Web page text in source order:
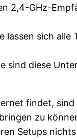
2,4-GHz-
lassen sich alle
sind diese
findet,
zu
Setups